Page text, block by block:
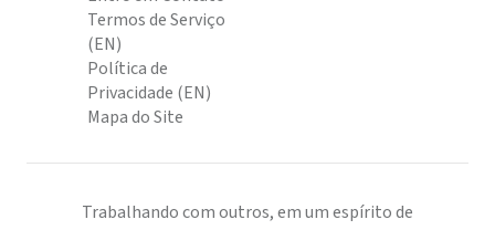
Termos de Serviço
(EN)
Política de
Privacidade (EN)
Mapa do Site
Trabalhando com outros, em um espírito de